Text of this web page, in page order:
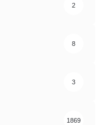
2
8
3
1869